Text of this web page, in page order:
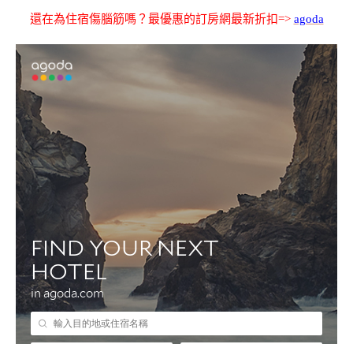
還在為住宿傷腦筋嗎？最優惠的訂房網最新折扣=> agoda